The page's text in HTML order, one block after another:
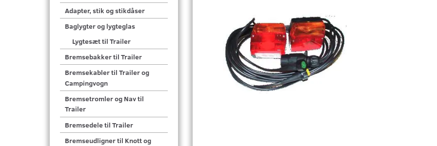
Adapter, stik og stikdåser
Baglygter og lygteglas
Lygtesæt til Trailer
Bremsebakker til Trailer
Bremsekabler til Trailer og
Campingvogn
Bremsetromler og Nav til
Trailer
Bremsedele til Trailer
Bremseudligner til Knott og